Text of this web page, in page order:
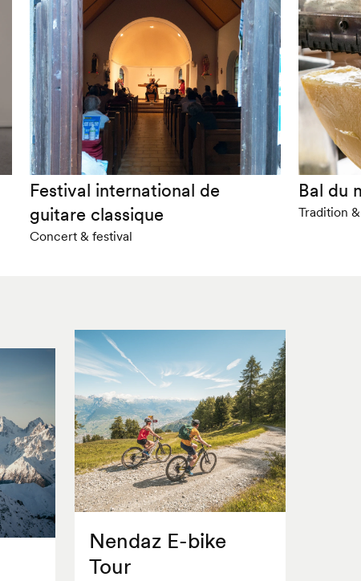
Festival international de
guitare classique
Concert & festival
Bal du
Tradition
Nendaz E-bike
Tour